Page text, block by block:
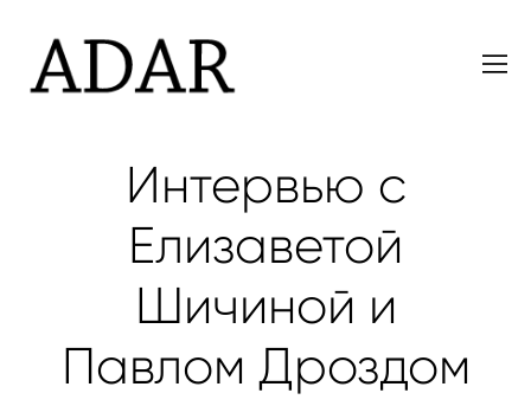
Интервью с
Елизаветой
Шичиной и
Павлом Дроздом